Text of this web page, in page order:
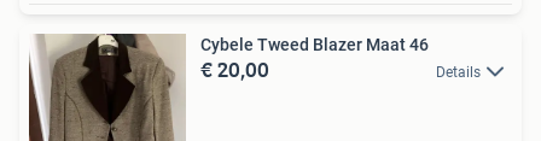
Cybele Tweed Blazer Maat 46
€ 20,00 Details